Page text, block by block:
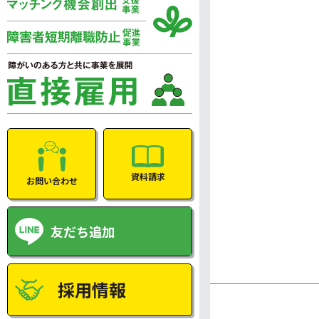
お問い合わせ 資料請求
友だち追加
採用情報